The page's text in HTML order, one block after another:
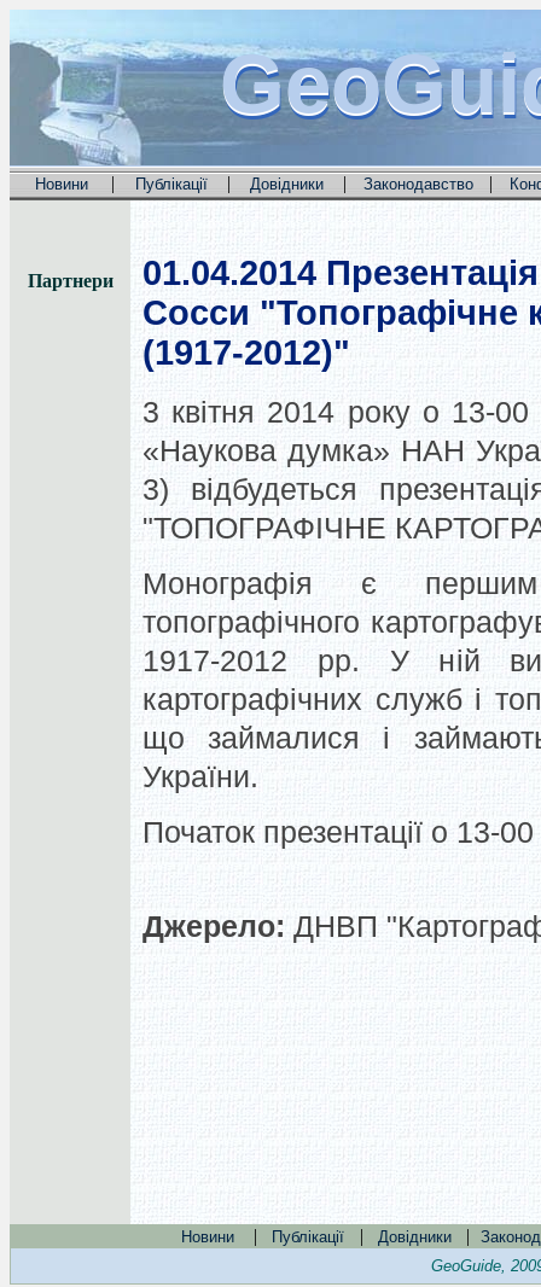
Новини | Публікації | Довідники | Законодавство |
Партнери 01.04.2014
Сосси "Топографічне
(1917-2012)"
3 квітня 2014 року о 13-
«Наукова думка» НАН
3) відбудеться
"ТОПОГРАФІЧНЕ
Монографія є першим
топографічного
1917-2012 рр. У ній
картографічних служб і
що займалися і
України.
Початок презентації о 13-00
Джерело: ДНВП
Новини | Публікації | Довідники |
GeoGuide,